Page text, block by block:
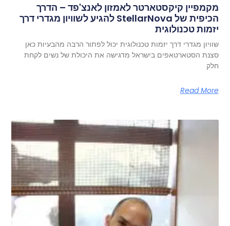
מקמפיין קיקסטארטר לאמזון לאנצ'פד – הדרך
הכיפית של StellarNova להגיע לשוויון מגדרי דרך
יזמות טכנולוגית
שוויון מגדרי דרך יזמות טכנולוגית יכול לפתור הרבה מהבעיות כאן
סצנת הסטארטאפים בישראל מדגישה את היכולת של נשים לקחת
חלק
Read More